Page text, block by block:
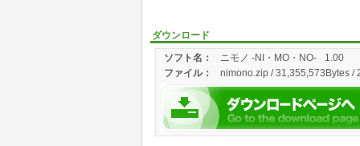
ダウンロード
ソフト名：
ニモノ -NI・MO・NO- 1.00
ファイル： nimono.zip / 31,355,573Bytes /